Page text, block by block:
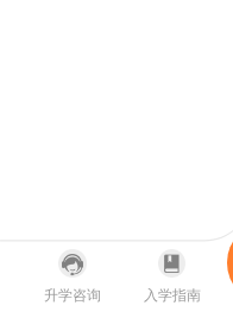
升学咨询 入学指南